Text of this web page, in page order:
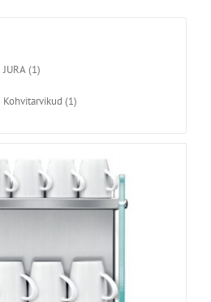
JURA(1)
Kohvitarvikud (1)